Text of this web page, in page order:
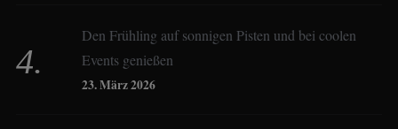
Derk Hoberg
Den Frühling auf sonnigen Pisten und bei coolen
Events genießen
23. März 2026